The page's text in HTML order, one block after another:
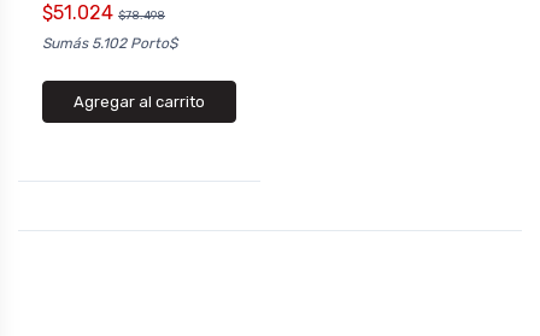
$51.024 $78.498
Sumás 5.102 Porto$
Agregar al carrito